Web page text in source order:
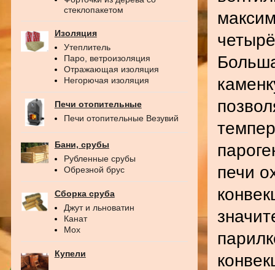
стеклопакетом
Изоляция
Утеплитель
Паро, ветроизоляция
Отражающая изоляция
Негорючая изоляция
Печи отопительные
Печи отопительные Везувий
Бани, срубы
Рубленные срубы
Обрезной брус
Сборка сруба
Джут и льноватин
Канат
Мох
Купели
печи